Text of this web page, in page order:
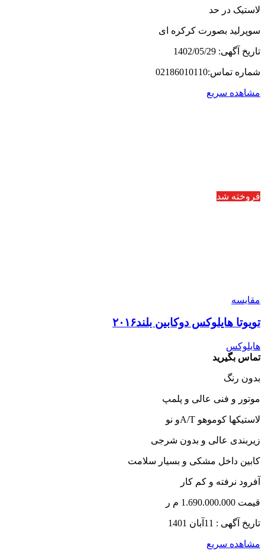
لاستیک در حد
سوپرلید بصورت کرکره ای
تاریخ آگهی: 1402/05/29
شماره تماس:02186010110
مشاهده سریع
فروخته شد
مقایسه
تویوتا هایلوکس دوکابین بلند۲۰۱۶
هایلوکس
تماس بگیرید
بدون رنگ
موتور و فنی عالی و پلمپ
لاستیکها کوموهو A/Tو نو
زیربندی عالی و بدون شرجی
کابین داخل مشکی و بسیار سلامت
آفرود نرفته و کم کار
قیمت 1.690.000.000 م ر
تاریخ آگهی : 11آبان 1401
مشاهده سریع